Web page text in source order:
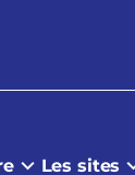
Les sites